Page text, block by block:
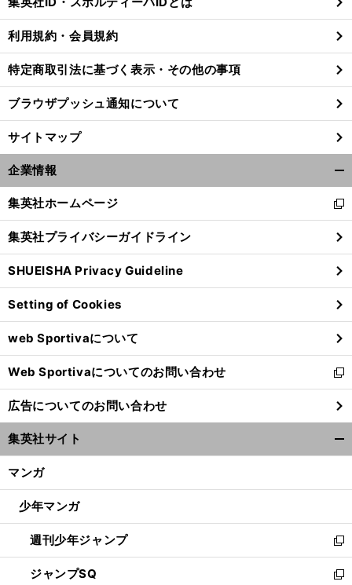
」
、
前
る
利用規約・会員規約
特定商取引法に基づく表示・その他の事項
ブラウザプッシュ通知について
サイトマップ
企業情報
閉
る
集英社ホームページ
新
し
い
ウ
ィ
ン
ド
ウ
で
開
く
集英社プライバシーガイドライン
SHUEISHA Privacy Guideline
Setting of Cookies
web Sportivaについて
Web Sportivaについてのお問い合わせ
新
し
い
ウ
ィ
ン
ウ
開
く
広告についてのお問い合わせ
集英社サイト
マンガ
少年マンガ
週刊少年ジャンプ
新
し
い
ジャンプSQ
新